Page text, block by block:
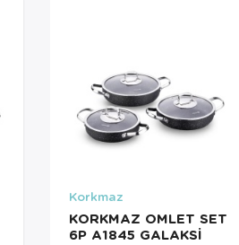
Korkmaz
KORKMAZ OMLET SET
6P A1845 GALAKSİ